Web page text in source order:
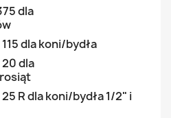
dla
dla koni/bydła
20 dla
R dla koni/bydła 1/2" i